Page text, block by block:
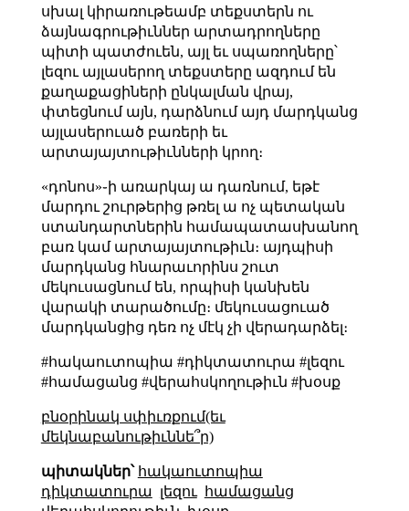
սխալ կիրառութեամբ տեքստերն ու
ձայնագրութիւններ արտադրողները
պիտի պատժուեն, այլ եւ սպառողները՝
լեզու այլասերող տեքստերը ազդում են
քաղաքացիների ընկալման վրայ,
փտեցնում այն, դարձնում այդ մարդկանց
այլասերուած բառերի եւ
արտայայտութիւնների կրող։
«դոնոս»֊ի առարկայ ա դառնում, եթէ
մարդու շուրթերից թռել ա ոչ պետական
ստանդարտներին համապատասխանող
բառ կամ արտայայտութիւն։ այդպիսի
մարդկանց հնարաւորինս շուտ
մեկուսացնում են, որպիսի կանխեն
վարակի տարածումը։ մեկուսացուած
մարդկանցից դեռ ոչ մէկ չի վերադարձել։
#հակաուտոպիա #դիկտատուրա #լեզու
#համացանց #վերահսկողութիւն #խօսք
բնօրինակ սփիւռքում(եւ
մեկնաբանութիւննե՞ր)
պիտակներ՝ հակաուտոպիա
դիկտատուրա լեզու
համացանց